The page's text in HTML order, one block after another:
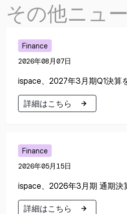
その他ニュ
Finance
2026年08月07日
ispace、2027年3月期Q1決算
詳細はこちら
Finance
2026年05月15日
ispace、2026年3月期 通期決
詳細はこちら